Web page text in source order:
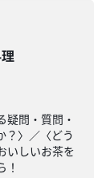
疑問・質問・
？〉／〈どう
いしいお茶を
！